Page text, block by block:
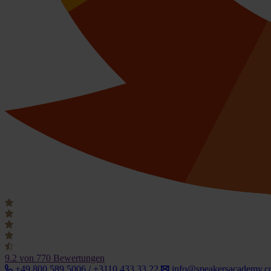
9.2 von 770 Bewertungen
+49 800 589 5006 / +3110 433 33 22